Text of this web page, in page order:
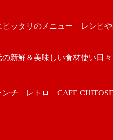
ピッタリのメニュー レシピ
新鮮＆美味しい食材使い日
チ レトロ CAFE